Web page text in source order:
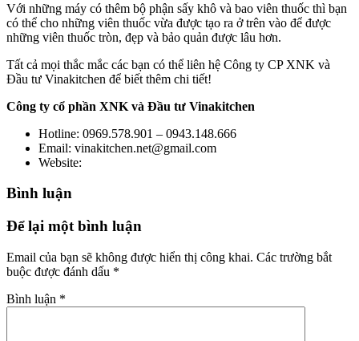
Với những máy có thêm bộ phận sấy khô và bao viên thuốc thì bạn
có thể cho những viên thuốc vừa được tạo ra ở trên vào để được
những viên thuốc tròn, đẹp và bảo quản được lâu hơn.
Tất cả mọi thắc mắc các bạn có thể liên hệ Công ty CP XNK và
Đầu tư Vinakitchen để biết thêm chi tiết!
Công ty cổ phần XNK và Đầu tư Vinakitchen
Hotline: 0969.578.901 – 0943.148.666
Email: vinakitchen.net@gmail.com
Website:
Bình luận
Để lại một bình luận
Email của bạn sẽ không được hiển thị công khai. Các trường bắt
buộc được đánh dấu *
Bình luận *